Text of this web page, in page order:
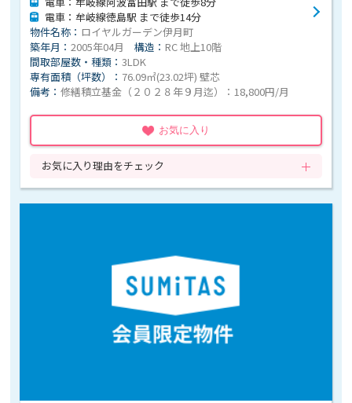
電車：牟岐線徳島駅 まで徒歩14分
物件名称： ロイヤルガーデン伊月町
築年月：2005年04月 構造：RC 地上10階
間取部屋数・種類：3LDK
専有面積（坪数）： 76.09㎡(23.02坪) 壁芯
備考：修繕積立基金（２０２８年９月迄）：18,800円/月
お気に入り
お気に入り理由をチェック